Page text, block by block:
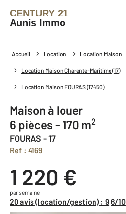
CENTURY 21
Aunis Immo
Accueil Location Location Maison
Location Maison Charente-Maritime (17)
Location Maison FOURAS (17450)
Maison à louer
6 pièces - 170 m2
FOURAS - 17
Ref : 4169
1 220 €
par semaine
20 avis (location/gestion) : 9,6/10